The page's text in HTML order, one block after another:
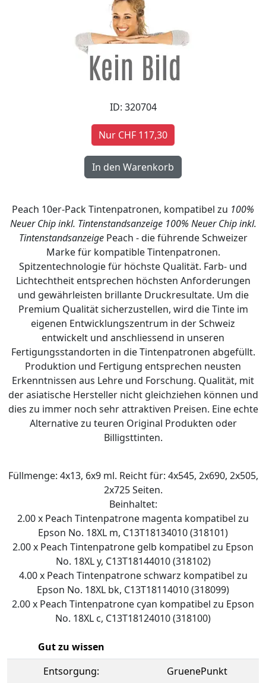
ID: 320704
Nur CHF 117,30
Peach 10er-Pack Tintenpatronen, kompatibel zu 100%
Neuer Chip inkl. Tintenstandsanzeige 100% Neuer Chip inkl.
TintenstandsanzeigePeach - die führende Schweizer
Marke für kompatible Tintenpatronen.
Spitzentechnologie für höchste Qualität. Farb- und
Lichtechtheit entsprechen höchsten Anforderungen
und gewährleisten brillante Druckresultate. Um die
Premium Qualität sicherzustellen, wird die Tinte im
eigenen Entwicklungszentrum in der Schweiz
entwickelt und anschliessend in unseren
Fertigungsstandorten in die Tintenpatronen abgefüllt.
Produktion und Fertigung entsprechen neusten
Erkenntnissen aus Lehre und Forschung. Qualität, mit
der asiatische Hersteller nicht gleichziehen können und
dies zu immer noch sehr attraktiven Preisen. Eine echte
Alternative zu teuren Original Produkten oder
Billigsttinten.
Füllmenge: 4x13, 6x9 ml. Reicht für: 4x545, 2x690, 2x505,
2x725 Seiten.
Beinhaltet:
2.00 x Peach Tintenpatrone magenta kompatibel zu
Epson No. 18XL m, C13T18134010 (318101)
2.00 x Peach Tintenpatrone gelb kompatibel zu Epson
No. 18XL y, C13T18144010 (318102)
4.00 x Peach Tintenpatrone schwarz kompatibel zu
Epson No. 18XL bk, C13T18114010 (318099)
2.00 x Peach Tintenpatrone cyan kompatibel zu Epson
No. 18XL c, C13T18124010 (318100)
Gut zu wissen
Entsorgung:
GruenePunkt